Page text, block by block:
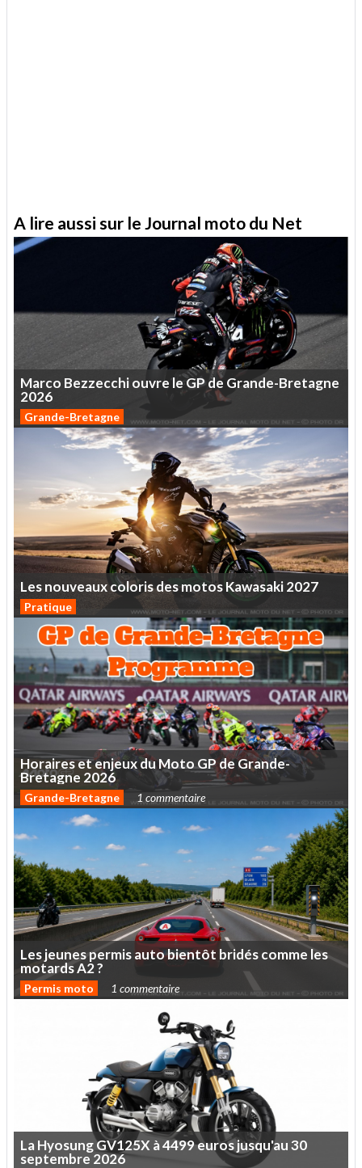
A lire aussi sur le Journal moto du Net
Marco Bezzecchiouvre leGPde Grande-Bretagne
2026
Grande-Bretagne
LesnouveauxcolorisdesmotosKawasaki2027
Pratique
HorairesetenjeuxduMotoGPdeGrande-
Bretagne 2026
Grande-Bretagne 1 commentaire
Lesjeunespermisautobientôt bridéscommeles
motardsA2?
Permis moto 1 commentaire
LaHyosungGV125X à4499eurosjusqu'au30
septembre2026